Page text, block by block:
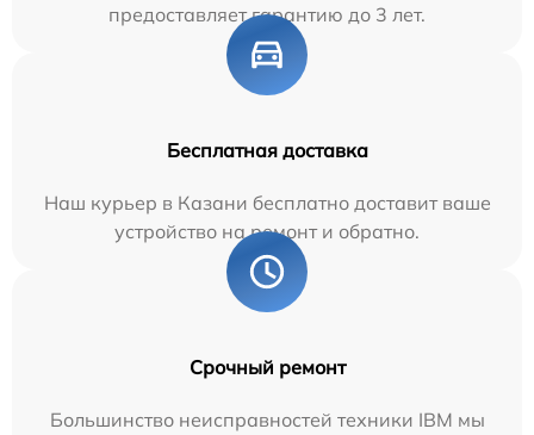
предоставляет гарантию до 3 лет.
Бесплатная доставка
Наш курьер в Казани бесплатно доставит ваше
устройство на ремонт и обратно.
Срочный ремонт
Большинство неисправностей техники IBM мы